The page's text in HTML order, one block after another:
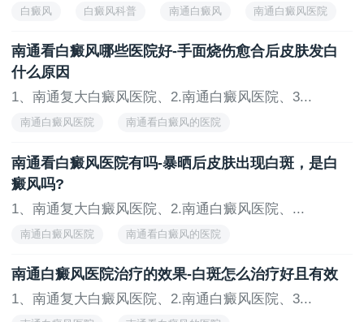
举的原因外，还有其他因素也可能对女性患白斑的风险
保护自己的皮肤健康，避免过度暴露在紫外线下，保持
健康的生活方式，以及定期进行皮肤检查和及时就医。
同时，医疗保健专业人士也应该加强对女性皮肤健康的
关注和宣传，帮助女性预防和治疗白斑等皮肤疾病。
白癜风 白癜风科普 南通白癜风 南通白癜风医院
南通看白癜风哪些医院好-手面烧伤愈合后皮肤发白
什么原因
1、南通复大白癜风医院、2.南通白癜风医院、3...
南通白癜风医院 南通看白癜风的医院
南通看白癜风医院有吗-暴晒后皮肤出现白斑，是白
癜风吗?
1、南通复大白癜风医院、2.南通白癜风医院、...
南通白癜风医院 南通看白癜风的医院
南通白癜风医院治疗的效果-白斑怎么治疗好且有效
1、南通复大白癜风医院、2.南通白癜风医院、3...